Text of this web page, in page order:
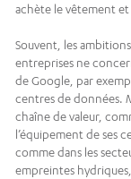
achète le vêtement et
Souvent, les
entreprises ne
de Google, par
centres de données.
chaîne de valeur,
l’équipement de ses
comme dans les
empreintes